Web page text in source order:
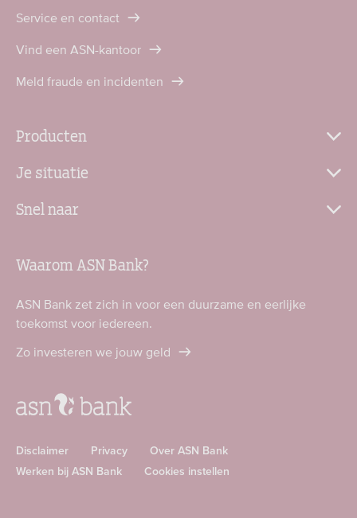
Service en contact
Vind een ASN-kantoor
Meld fraude en incidenten
Producten
Je situatie
Snel naar
Waarom ASN Bank?
ASN Bank zet zich in voor een duurzame en eerlijke
toekomst voor iedereen.
Zo investeren we jouw geld
Disclaimer Privacy
Over ASN Bank
Werken bij ASN Bank
Cookies instellen